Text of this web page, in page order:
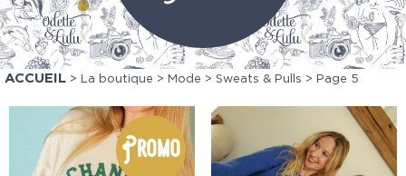
ACCUEIL > La boutique > Mode > Sweats & Pulls > Page 5
Promo